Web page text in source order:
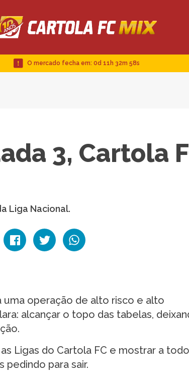
O mercado fecha em: 0d 11h 32m 57s
3, Cartola
Liga Nacional.
uma operação de alto risco e alto
alcançar o topo das tabelas,
Ligas do Cartola FC e mostrar a
pedindo para sair.